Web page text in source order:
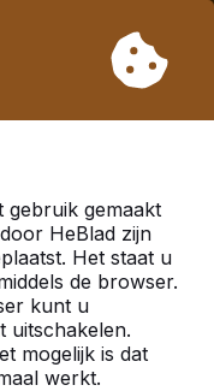
langere levertijden.
gebruik gemaakt
HeBlad zijn
Het staat u
de browser.
kunt u
uitschakelen.
mogelijk is dat
werkt.
verkocht